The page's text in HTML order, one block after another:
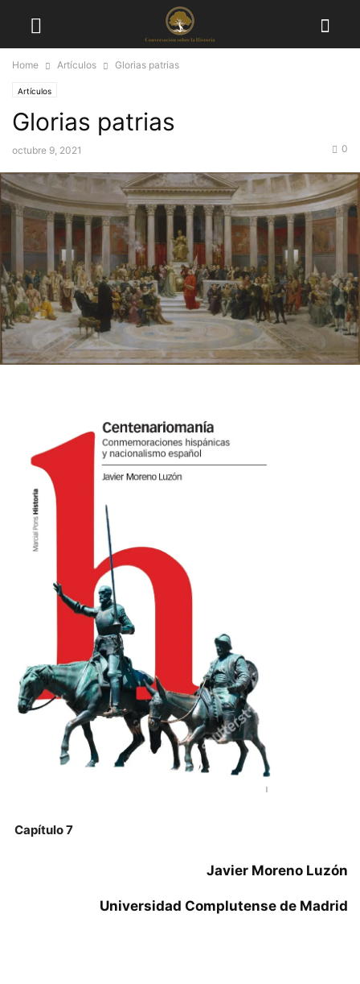
Home Artículos Glorias patrias
Artículos
Glorias patrias
octubre 9, 2021 0
Capítulo 7
Javier Moreno Luzón
Universidad Complutense de Madrid